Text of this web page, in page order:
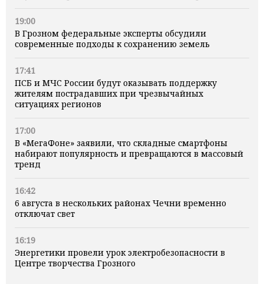
19:00
В Грозном федеральные эксперты обсудили
современные подходы к сохранению земель
17:41
ПСБ и МЧС России будут оказывать поддержку
жителям пострадавших при чрезвычайных
ситуациях регионов
17:00
В «МегаФоне» заявили, что складные смартфоны
набирают популярность и превращаются в массовый
тренд
16:42
6 августа в нескольких районах Чечни временно
отключат свет
16:19
Энергетики провели урок электробезопасности в
Центре творчества Грозного